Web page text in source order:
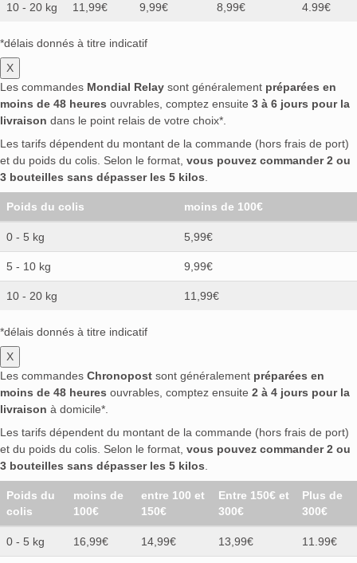
10 - 20 kg 11,99€ 9,99€ 8,99€ 4.99€
*délais donnés à titre indicatif
X
Les commandes Mondial Relay sont généralement préparées en
moins de 48 heures ouvrables, comptez ensuite 3 à 6 jours pour la
livraison dans le point relais de votre choix*.
Les tarifs dépendent du montant de la commande (hors frais de port)
et du poids du colis. Selon le format, vous pouvez commander 2 ou
3 bouteilles sans dépasser les 5 kilos.
Poids du colis moins de 100€
0 - 5 kg 5,99€
5 - 10 kg 9,99€
10 - 20 kg 11,99€
*délais donnés à titre indicatif
X
Les commandes Chronopost sont généralement préparées en
moins de 48 heures ouvrables, comptez ensuite 2 à 4 jours pour la
livraison à domicile*.
Les tarifs dépendent du montant de la commande (hors frais de port)
et du poids du colis. Selon le format, vous pouvez commander 2 ou
3 bouteilles sans dépasser les 5 kilos.
Poids du
colis
moins de
100€
entre 100 et
150€
Entre 150€ et
300€
Plus de
300€
0 - 5 kg 16,99€ 14,99€ 13,99€ 11.99€